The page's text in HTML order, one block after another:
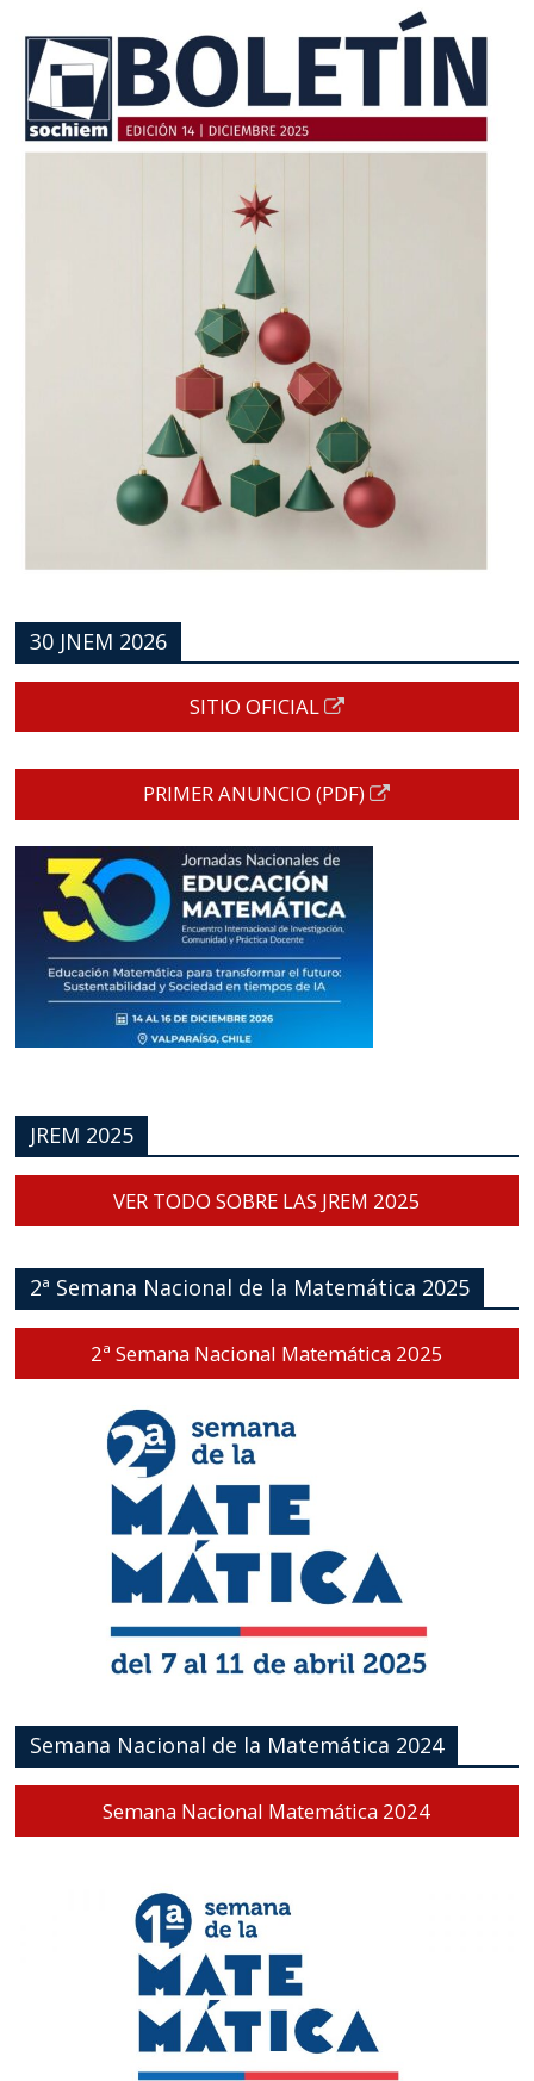
30 JNEM 2026
SITIO OFICIAL
PRIMER ANUNCIO (PDF)
JREM 2025
VER TODO SOBRE LAS JREM 2025
2ª Semana Nacional de la Matemática 2025
2ª Semana Nacional Matemática 2025
Semana Nacional de la Matemática 2024
Semana Nacional Matemática 2024